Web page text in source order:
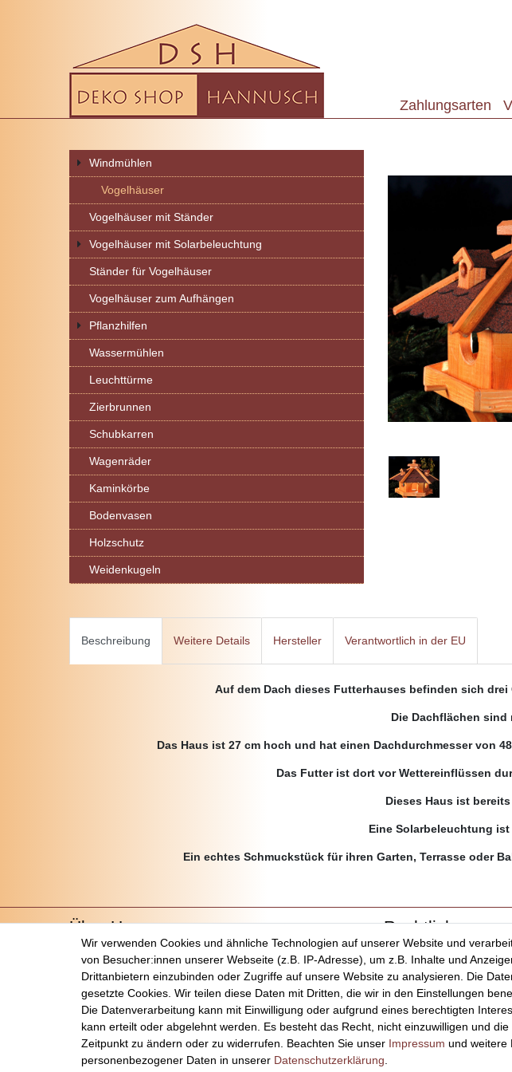
Zahlungsarten
Windmühlen
Vogelhäuser
Vogelhäuser mit Ständer
Vogelhäuser mit Solarbeleuchtung
Ständer für Vogelhäuser
Vogelhäuser zum Aufhängen
Pflanzhilfen
Wassermühlen
Leuchttürme
Zierbrunnen
Schubkarren
Wagenräder
Kaminkörbe
Bodenvasen
Holzschutz
Weidenkugeln
Beschreibung Weitere Details Hersteller Verantwortlich in der EU
Auf dem Dach dieses Futterhauses befinden sich
Die Dachflächen
Das Haus ist 27 cm hoch und hat einen Dachdurchmesser von
Das Futter ist dort vor Wettereinflüssen
Dieses Haus ist
Eine Solarbeleuchtung
Ein echtes Schmuckstück für ihren Garten, Terrasse oder
Über Uns
Startseite
Versandkosten
Zahlungsarten
Kontakt
Rechtliches
Impressum
AGB
Datenschutz
Widerrufsrecht
Wir verwenden Cookies und ähnliche Technologien auf unserer Website und
von Besucher:innen unserer Webseite (z.B. IP-Adresse), um z.B. Inhalte und
Drittanbietern einzubinden oder Zugriffe auf unsere Website zu analysieren. Die
gesetzte Cookies. Wir teilen diese Daten mit Dritten, die wir in den Einstellungen
Die Datenverarbeitung kann mit Einwilligung oder aufgrund eines berechtigten
kann erteilt oder abgelehnt werden. Es besteht das Recht, nicht einzuwilligen und
Zeitpunkt zu ändern oder zu widerrufen. Beachten Sie unser Impressum und weitere
personenbezogener Daten in unserer Daten­schutz­erklärung